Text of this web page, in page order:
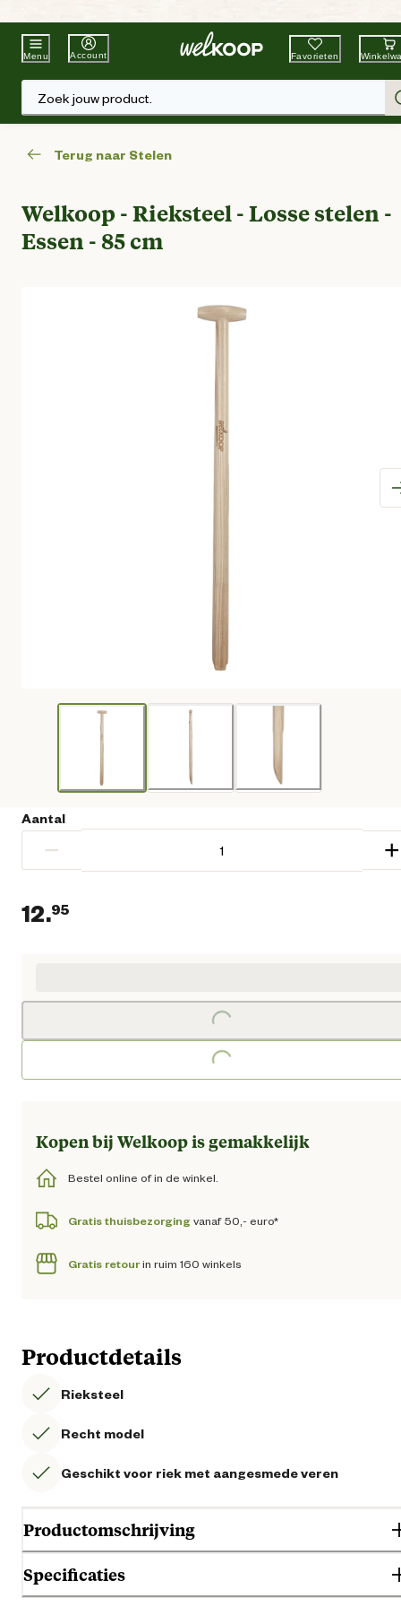
Beste WinkelketenTuin & Dier
Menu Account Favorieten
Zoek jouw product.
Terug naar Stelen
Welkoop - Rieksteel - Losse stelen -
Essen - 85 cm
Aantal
− +
12.95
Loading...
Loading...
Kopen bij Welkoop is gemakkelijk
Bestel online of in de winkel.
Gratis thuisbezorging vanaf 50,- euro*
Gratis retourin ruim 160 winkels
Productdetails
Rieksteel
Recht model
Geschikt voor riek met aangesmede veren
Productomschrijving
Specificaties